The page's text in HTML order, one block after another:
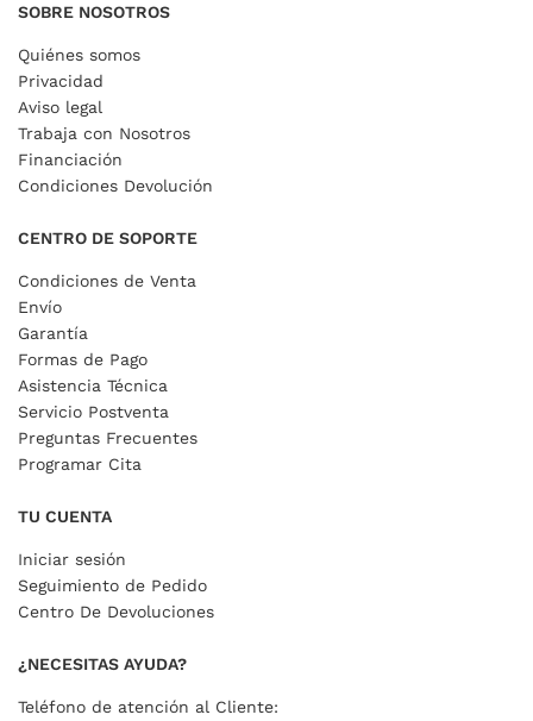
SOBRE NOSOTROS
Quiénes somos
Privacidad
Aviso legal
Trabaja con Nosotros
Financiación
Condiciones Devolución
CENTRO DE SOPORTE
Condiciones de Venta
Envío
Garantía
Formas de Pago
Asistencia Técnica
Servicio Postventa
Preguntas Frecuentes
Programar Cita
TU CUENTA
Iniciar sesión
Seguimiento de Pedido
Centro De Devoluciones
¿NECESITAS AYUDA?
Teléfono de atención al Cliente: